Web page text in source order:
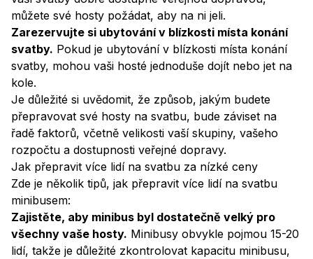
můžete své hosty požádat, aby na ni jeli.
Zarezervujte si ubytování v blízkosti místa konání
svatby. Pokud je ubytování v blízkosti místa konání
svatby, mohou vaši hosté jednoduše dojít nebo jet na
kole.
Je důležité si uvědomit, že způsob, jakým budete
přepravovat své hosty na svatbu, bude záviset na
řadě faktorů, včetně velikosti vaší skupiny, vašeho
rozpočtu a dostupnosti veřejné dopravy.
Jak přepravit více lidí na svatbu za nízké ceny
Zde je několik tipů, jak přepravit více lidí na svatbu
minibusem:
Zajistěte, aby minibus byl dostatečně velký pro
všechny vaše hosty. Minibusy obvykle pojmou 15-20
lidí, takže je důležité zkontrolovat kapacitu minibusu,